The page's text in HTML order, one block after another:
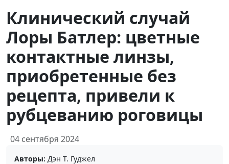
Клинический случай
Лоры Батлер: цветные
контактные линзы,
приобретенные без
рецепта, привели к
рубцеванию роговицы
04 сентября 2024
Авторы: Дэн Т. Гуджел